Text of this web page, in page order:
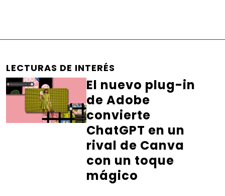
LECTURAS DE INTERÉS
El nuevo plug-in
de Adobe
convierte
ChatGPT en un
rival de Canva
con un toque
mágico